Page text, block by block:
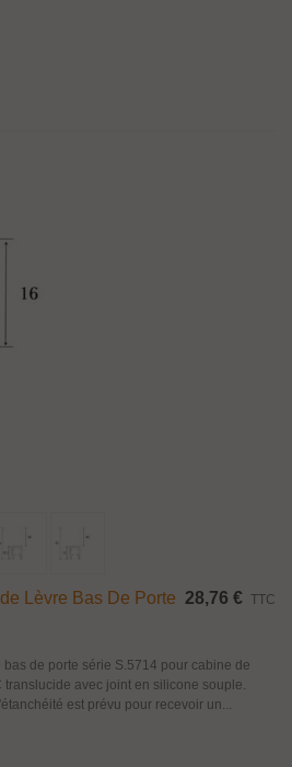
Lèvre Bas De Porte 28,76 € TTC
de porte série S.5714 pour cabine de
translucide avec joint en silicone souple.
est prévu pour recevoir un...